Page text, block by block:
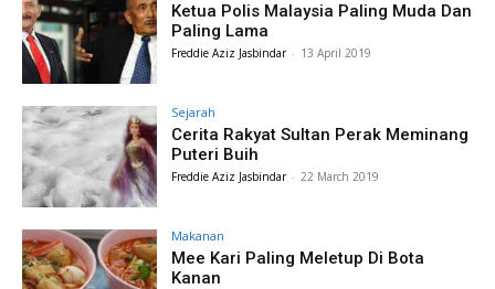
Ketua Polis Malaysia Paling Muda Dan
Paling Lama
Freddie Aziz Jasbindar - 13 April 2019
Sejarah
Cerita Rakyat Sultan Perak Meminang
Puteri Buih
Freddie Aziz Jasbindar - 22 March 2019
Makanan
Mee Kari Paling Meletup Di Bota
Kanan